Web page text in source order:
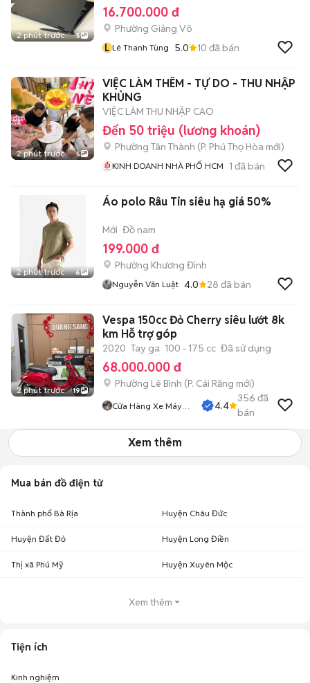
2 phút trước 5
16.700.000 đ
Phường Giảng Võ
L Lê Thanh Tùng 5.0 10 đã bán
2 phút trước 5
VIỆC LÀM THÊM - TỰ DO - THU NHẬP
KHỦNG
VIỆC LÀM THU NHẬP CAO
Đến 50 triệu (lương khoán)
Phường Tân Thành (P. Phú Thọ Hòa mới)
KINH DOANH NHÀ PHỐ HCM 1 đã bán
2 phút trước 6
Áo polo Râu Tin siêu hạ giá 50%
Mới Đồ nam
199.000 đ
Phường Khương Đình
Nguyễn Văn Luật 4.0 28 đã bán
2 phút trước 19
Vespa 150cc Đỏ Cherry siêu lướt 8k
km Hỗ trợ góp
2020 Tay ga 100 - 175 cc Đã sử dụng
68.000.000 đ
Phường Lê Bình (P. Cái Răng mới)
Cửa Hàng Xe Máy
4.4
356 đã
bán
Xem thêm
Mua bán đồ điện tử
Thành phố Bà Rịa Huyện Châu Đức
Huyện Đất Đỏ Huyện Long Điền
Thị xã Phú Mỹ Huyện Xuyên Mộc
Xem thêm
Tiện ích
Kinh nghiệm